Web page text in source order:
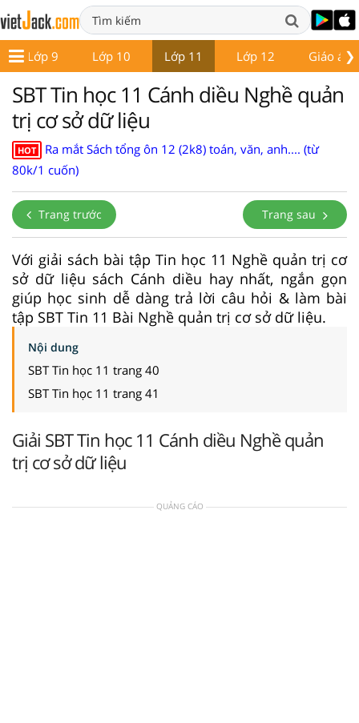
❯
Lớp 9 Lớp 10 Lớp 11 Lớp 12 Giáo án
SBT Tin học 11 Cánh diều Nghề quản
trị cơ sở dữ liệu
HOT
Ra mắt Sách tổng ôn 12 (2k8) toán, văn, anh.... (từ
80k/1 cuốn)
Trang trước Trang sau
Với giải sách bài tập Tin học 11 Nghề quản trị cơ
sở dữ liệu sách Cánh diều hay nhất, ngắn gọn
giúp học sinh dễ dàng trả lời câu hỏi & làm bài
tập SBT Tin 11 Bài Nghề quản trị cơ sở dữ liệu.
Nội dung
SBT Tin học 11 trang 40
SBT Tin học 11 trang 41
Giải SBT Tin học 11 Cánh diều Nghề quản
trị cơ sở dữ liệu
QUẢNG CÁO